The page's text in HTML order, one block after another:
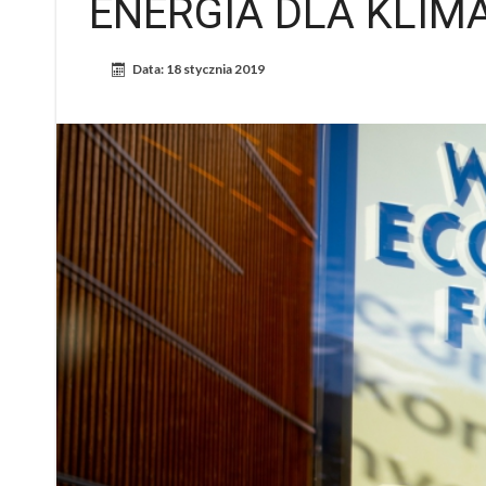
ENERGIA DLA
Data: 18 stycznia 2019